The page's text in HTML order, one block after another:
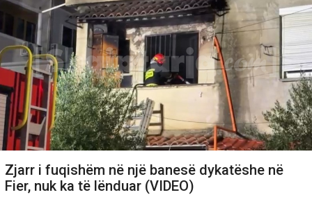
Zjarr i fuqishëm në një banesë dykatëshe në
Fier, nuk ka të lënduar (VIDEO)